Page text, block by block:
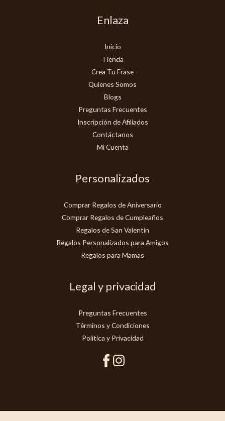
Enlaza
Inicio
Tienda
Crea Tu Frase
Quienes Somos
Blogs
Preguntas Frecuentes
Inscripción de Afiliados
Contáctanos
Mi Cuenta
Personalizados
Comprar Regalos de Aniversario
Comprar Regalos de Cumpleaños
Regalos de San Valentín
Regalos Personalizados para Amigos
Regalos para Mamas
Legal y privacidad
Preguntas Frecuentes
Términos y Condiciones
Politica y Privacidad